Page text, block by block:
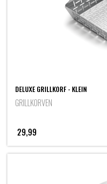
DELUXE GRILLKORF - KLEIN
GRILLKORVEN
29,99